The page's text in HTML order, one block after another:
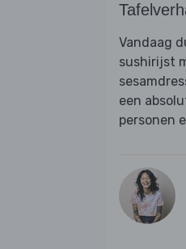
Vandaag
sushirijst
een
personen